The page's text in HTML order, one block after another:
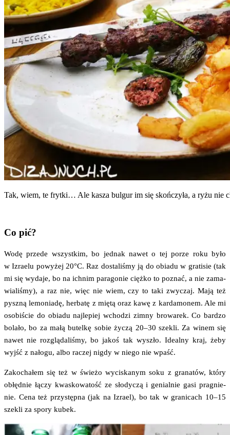
Tak, wiem, te fryt­ki… Ale kasza bul­gur im się skoń­czy­ła, a ryżu nie
Co pić?
Wodę przede wszyst­kim, bo jed­nak nawet o tej porze roku było
w Izra­elu powy­żej 20°C. Raz dosta­li­śmy ją do obia­du w gra­ti­sie (tak
mi się wyda­je, bo na ich­nim para­go­nie cięż­ko to poznać, a nie zama­
wia­li­śmy), a raz nie, więc nie wiem, czy to taki zwy­czaj. Mają też
pysz­ną lemo­nia­dę, her­ba­tę z mię­tą oraz kawę z kar­da­mo­nem. Ale mi
oso­bi­ście do obia­du naj­le­piej wcho­dzi zim­ny bro­wa­rek. Co bar­dzo
bola­ło, bo za małą butel­kę sobie życzą 20–30 sze­kli. Za winem się
nawet nie roz­glą­da­li­śmy, bo jakoś tak wyszło. Ide­al­ny kraj, żeby
wyjść z nało­gu, albo raczej nigdy w nie­go nie wpaść.
Zako­cha­łem się też w świe­żo wyci­ska­nym soku z gra­na­tów, któ­ry
obłęd­nie łączy kwa­sko­wa­tość ze sło­dy­czą i genial­nie gasi pra­gnie­
nie. Cena też przy­stęp­na (jak na Izra­el), bo tak w gra­ni­cach 10–15
sze­kli za spo­ry kubek.